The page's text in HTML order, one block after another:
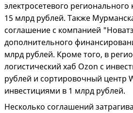
электросетевого
15 млрд рублей. Также
соглашение с компанией
дополнительного
млрд рублей. Кроме того, в
логистический хаб Ozon с
рублей и сортировочный центр
инвестициями в 1 млрд рублей.
Несколько соглашений